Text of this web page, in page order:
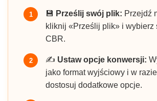
1 💾 Prześlij swój plik: Przejdź
kliknij «Prześlij plik» i wybierz
CBR.
2 ✍️ Ustaw opcje konwersji:
jako format wyjściowy i w
dostosuj dodatkowe opcje.